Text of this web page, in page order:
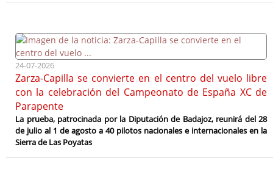
24-07-2026
Zarza-Capilla se convierte en el centro del vuelo libre
con la celebración del Campeonato de España XC de
Parapente
La prueba, patrocinada por la Diputación de Badajoz, reunirá del 28
de julio al 1 de agosto a 40 pilotos nacionales e internacionales en la
Sierra de Las Poyatas